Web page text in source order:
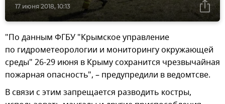
17 июня 2018, 10:13
"По данным ФГБУ "Крымское управление
по гидрометеорологии и мониторингу окружающей
среды" 26-29 июня в Крыму сохранится чрезвычайная
пожарная опасность", – предупредили в ведомтсве.
В связи с этим запрещается разводить костры,